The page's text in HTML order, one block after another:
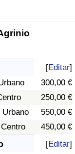
[Editar]
300,00 €
250,00 €
550,00 €
450,00 €
[Editar]